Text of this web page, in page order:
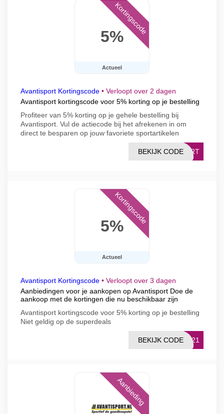
5%
Actueel
Kortingscode
Avantisport Kortingscode • Verloopt over 2 dagen
Avantisport kortingscode voor 5% korting op je bestelling
Profiteer van 5% korting op je gehele bestelling bij
Avantisport. Vul de actiecode bij het afrekenen in om
direct te besparen op jouw favoriete sportartikelen
PORT
BEKIJK CODE
5%
Actueel
Kortingscode
Avantisport Kortingscode • Verloopt over 3 dagen
Aanbiedingen voor je aankopen op Avantisport Doe de
aankoop met de kortingen die nu beschikbaar zijn
Avantisport kortingscode voor 5% korting op je bestelling
Niet geldig op de superdeals
RT21
BEKIJK CODE
Aanbieding